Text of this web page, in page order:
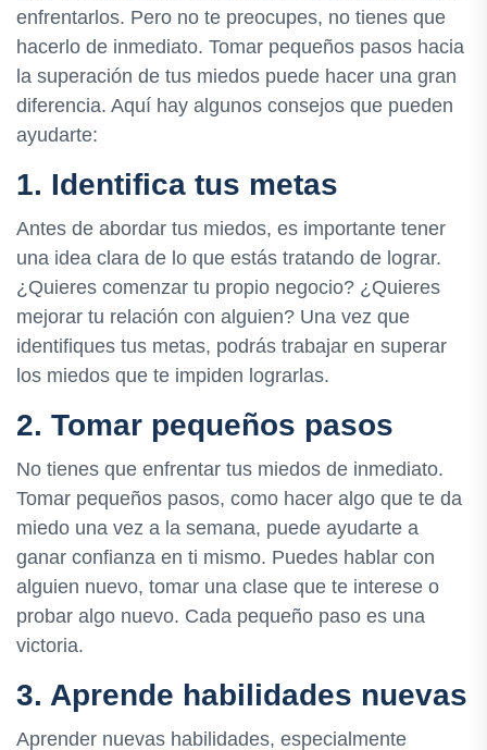
enfrentarlos. Pero no te preocupes, no tienes que
hacerlo de inmediato. Tomar pequeños pasos hacia
la superación de tus miedos puede hacer una gran
diferencia. Aquí hay algunos consejos que pueden
ayudarte:
1. Identifica tus metas
Antes de abordar tus miedos, es importante tener
una idea clara de lo que estás tratando de lograr.
¿Quieres comenzar tu propio negocio? ¿Quieres
mejorar tu relación con alguien? Una vez que
identifiques tus metas, podrás trabajar en superar
los miedos que te impiden lograrlas.
2. Tomar pequeños pasos
No tienes que enfrentar tus miedos de inmediato.
Tomar pequeños pasos, como hacer algo que te da
miedo una vez a la semana, puede ayudarte a
ganar confianza en ti mismo. Puedes hablar con
alguien nuevo, tomar una clase que te interese o
probar algo nuevo. Cada pequeño paso es una
victoria.
3. Aprende habilidades nuevas
Aprender nuevas habilidades, especialmente